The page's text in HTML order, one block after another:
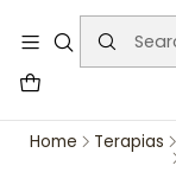
User-agent: *
https://
Home Terapias